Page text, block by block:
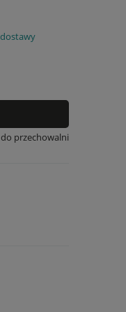
przechowalni